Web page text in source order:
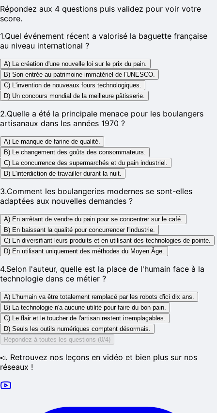
Répondez aux 4 questions puis validez pour voir votre
score.
1.Quel événement récent a valorisé la baguette française
au niveau international ?
A) La création d'une nouvelle loi sur le prix du pain.
B) Son entrée au patrimoine immatériel de l'UNESCO.
C) L'invention de nouveaux fours technologiques.
D) Un concours mondial de la meilleure pâtisserie.
2.Quelle a été la principale menace pour les boulangers
artisanaux dans les années 1970 ?
A) Le manque de farine de qualité.
B) Le changement des goûts des consommateurs.
C) La concurrence des supermarchés et du pain industriel.
D) L'interdiction de travailler durant la nuit.
3.Comment les boulangeries modernes se sont-elles
adaptées aux nouvelles demandes ?
A) En arrêtant de vendre du pain pour se concentrer sur le café.
B) En baissant la qualité pour concurrencer l'industrie.
C) En diversifiant leurs produits et en utilisant des technologies de pointe.
D) En utilisant uniquement des méthodes du Moyen Âge.
4.Selon l'auteur, quelle est la place de l'humain face à la
technologie dans ce métier ?
A) L'humain va être totalement remplacé par les robots d'ici dix ans.
B) La technologie n'a aucune utilité pour faire du bon pain.
C) Le flair et le toucher de l'artisan restent irremplaçables.
D) Seuls les outils numériques comptent désormais.
Répondez à toutes les questions (0/4)
📣 Retrouvez nos leçons en vidéo et bien plus sur nos
réseaux !